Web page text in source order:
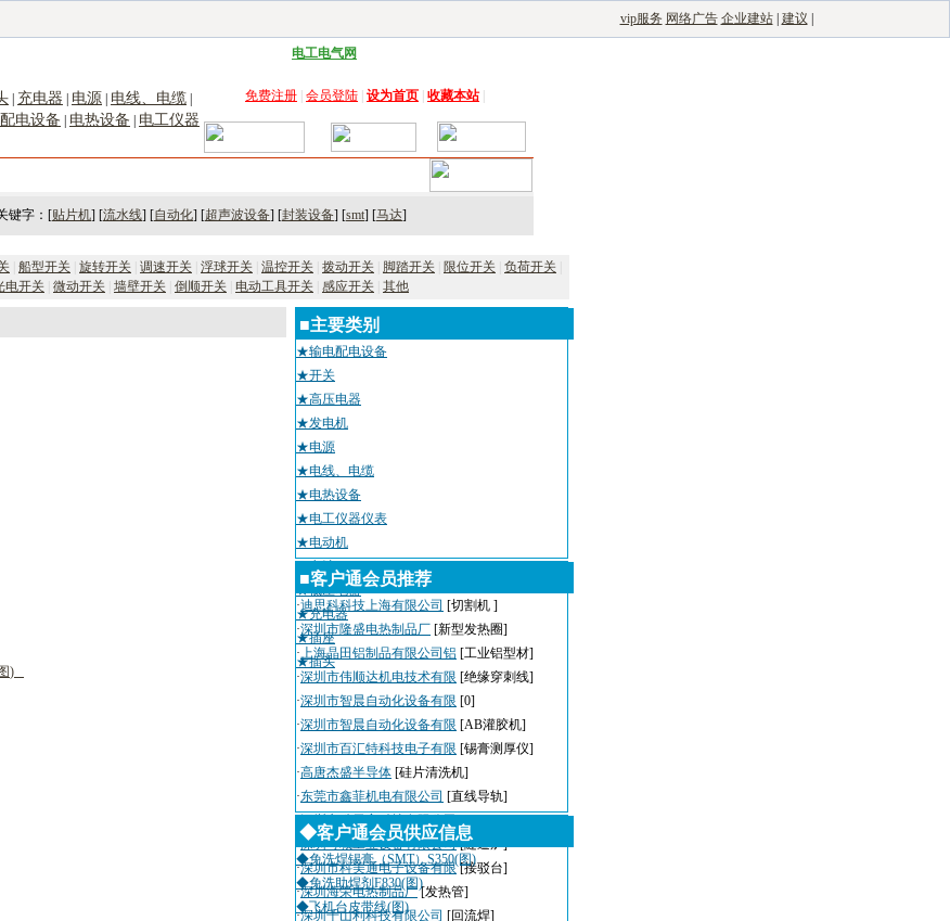
vip服务 网络广告 企业建站| 建议
电工电气网
充电器 电源 电线、电缆
电设备 电热设备
电工仪器
免费注册 会员登陆 设为首页 收藏本站|
键字：[贴片机] [流水线] [自动化] [超声波设备] [封装设备] [smt] [马达]
船型开关 旋转开关 调速开关 浮球开关 温控开关 拨动开关 脚踏开关 限位开关 负荷开关
电开关 微动开关 墙壁开关 倒顺开关 电动工具开关 感应开关 其他
图)
■主要类别
★输电配电设备
★开关
★高压电器
★发电机
★电源
★电线、电缆
★电热设备
★电工仪器仪表
★电动机
★电池
★低压电器
★充电器
★插座
★插头
■客户通会员推荐
·迪思科科技上海有限公司 [切割机 ]
·深圳市隆盛电热制品厂 [新型发热圈]
·上海晶田铝制品有限公司铝 [工业铝型材]
·深圳市伟顺达机电技术有限 [绝缘穿刺线]
·深圳市智晨自动化设备有限 [0]
·深圳市智晨自动化设备有限 [AB灌胶机]
·深圳市百汇特科技电子有限 [锡膏测厚仪]
·高唐杰盛半导体 [硅片清洗机]
·东莞市鑫菲机电有限公司 [直线导轨]
深圳市瑞天宇科技有限公司
[AOI]
·深圳粤城工业设备有限公司 [隧道炉]
·深圳市科美通电子设备有限 [接驳台]
·深圳海荣电热制品厂 [发热管]
·深圳千山利科技有限公司 [回流焊]
◆客户通会员供应信息
◆免洗焊锡膏（SMT）S350(图)
◆免洗助焊剂F830(图)
◆飞机台皮带线(图)